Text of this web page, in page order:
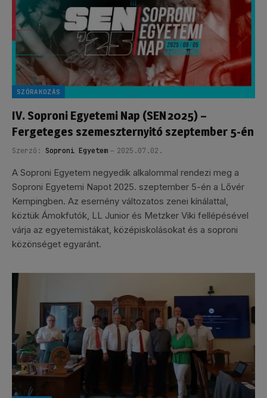
SZÓRAKOZÁS
IV. Soproni Egyetemi Nap (SEN 2025) –
Fergeteges szemeszternyitó szeptember 5-én
Szerző: Soproni Egyetem 2025.07.02.
A Soproni Egyetem negyedik alkalommal rendezi meg a
Soproni Egyetemi Napot 2025. szeptember 5-én a Lővér
Kempingben. Az esemény változatos zenei kínálattal,
köztük Ámokfutók, LL Junior és Metzker Viki fellépésével
várja az egyetemistákat, középiskolásokat és a soproni
közönséget egyaránt.